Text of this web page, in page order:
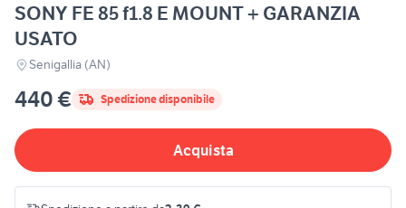
SONY FE 85 f1.8 E MOUNT + GARANZIA
USATO
Senigallia (AN)
440 € Spedizione disponibile
Acquista